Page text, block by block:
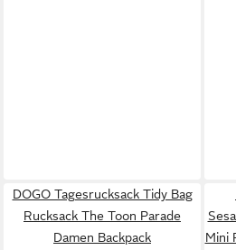
DOGO Tagesrucksack Tidy Bag
Rucksack The Toon Parade
Damen Backpack
Mini